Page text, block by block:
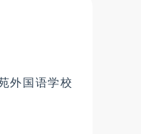
外国语学校